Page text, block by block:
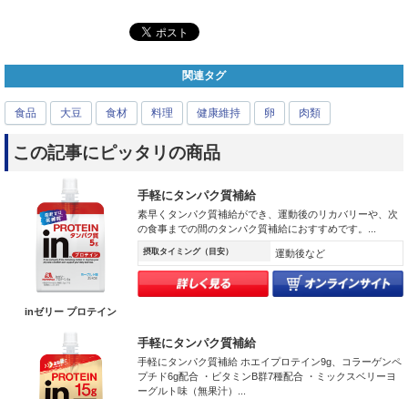
関連タグ
食品 大豆 食材 料理 健康維持 卵 肉類
この記事にピッタリの商品
inゼリー プロテイン
手軽にタンパク質補給
素早くタンパク質補給ができ、運動後のリカバリーや、次
の食事までの間のタンパク質補給におすすめです。...
摂取タイミング（目安） 運動後など
手軽にタンパク質補給
手軽にタンパク質補給 ホエイプロテイン9g、コラーゲンペ
プチド6g配合 ・ビタミンB群7種配合 ・ミックスベリーヨ
ーグルト味（無果汁）...